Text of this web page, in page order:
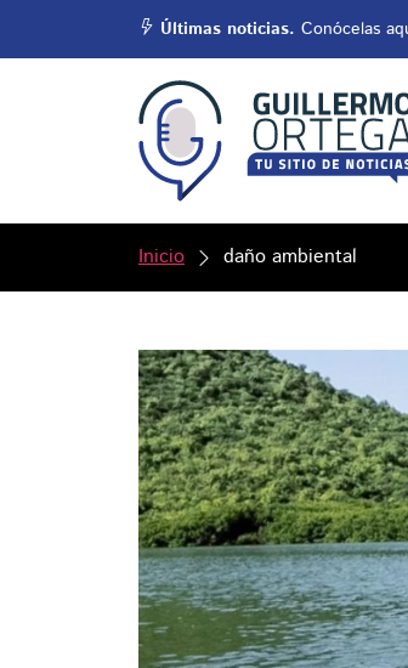
Últimas noticias. Conócelas
Inicio daño ambiental